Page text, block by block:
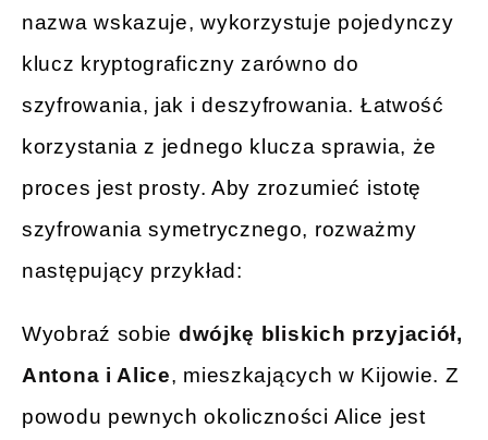
nazwa wskazuje, wykorzystuje pojedynczy
klucz kryptograficzny zarówno do
szyfrowania, jak i deszyfrowania. Łatwość
korzystania z jednego klucza sprawia, że
proces jest prosty. Aby zrozumieć istotę
szyfrowania symetrycznego, rozważmy
następujący przykład:
Wyobraź sobie dwójkę bliskich przyjaciół,
Antona i Alice, mieszkających w Kijowie. Z
powodu pewnych okoliczności Alice jest